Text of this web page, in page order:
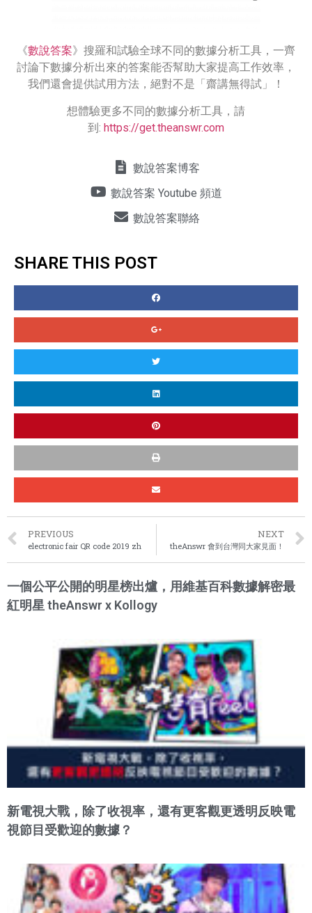
《數說答案》搜羅和試驗全球不同的數據分析工具，一齊
討論下數據分析出來的答案能否幫助大家提高工作效率，
我們還會提供試用方法，絕對不是「齋講無得試」！
想體驗更多不同的數據分析工具，請
到: https://get.theanswr.com
數說答案博客
數說答案 Youtube 頻道
數說答案聯絡
SHARE THIS POST
PREVIOUS
electronic fair QR code 2019 zh
NEXT
theAnswr 會到台灣同大家見面！
一個公平公開的明星榜出爐，用維基百科數據解密最
紅明星 theAnswr x Kollogy
新電視大戰，除了收視率，還有更客觀更透明反映電
視節目受歡迎的數據？